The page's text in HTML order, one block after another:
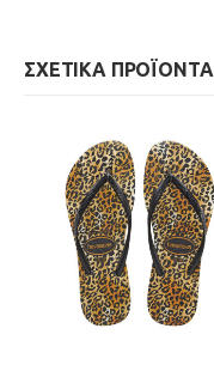
ΣΧΕΤΙΚΑ ΠΡΟΪΟΝΤΑ